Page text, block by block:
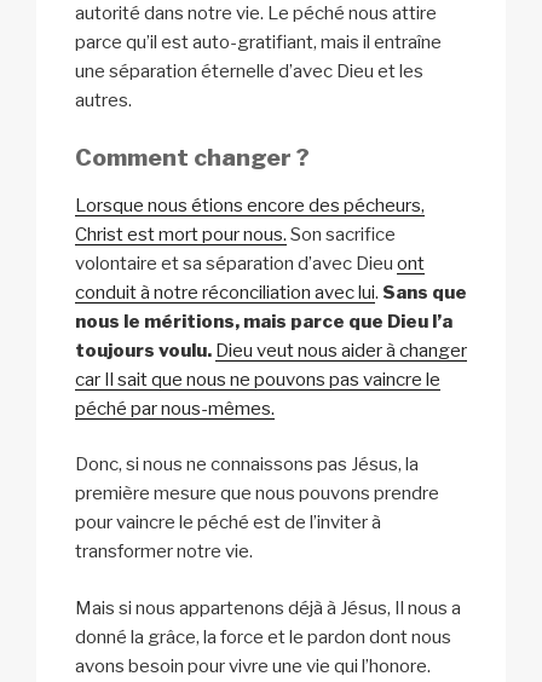
autorité dans notre vie. Le péché nous attire
parce qu’il est auto-gratifiant, mais il entraîne
une séparation éternelle d’avec Dieu et les
autres.
Comment changer ?
Lorsque nous étions encore des pécheurs,
Christ est mort pour nous. Son sacrifice
volontaire et sa séparation d’avec Dieu ont
conduit à notre réconciliation avec lui. Sans que
nous le méritions, mais parce que Dieu l’a
toujours voulu. Dieu veut nous aider à changer
car Il sait que nous ne pouvons pas vaincre le
péché par nous-mêmes.
Donc, si nous ne connaissons pas Jésus, la
première mesure que nous pouvons prendre
pour vaincre le péché est de l’inviter à
transformer notre vie.
Mais si nous appartenons déjà à Jésus, Il nous a
donné la grâce, la force et le pardon dont nous
avons besoin pour vivre une vie qui l’honore.